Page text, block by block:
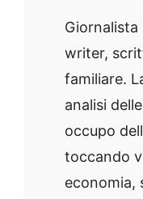
writer,
familiare.
analisi
occupo
toccando
economia,